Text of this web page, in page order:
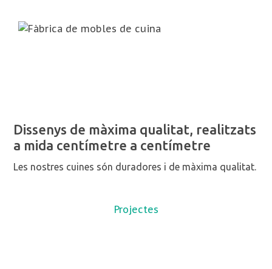
Dissenys de màxima qualitat, realitzats
a mida centímetre a centímetre
Les nostres cuines són duradores i de màxima qualitat.
Projectes